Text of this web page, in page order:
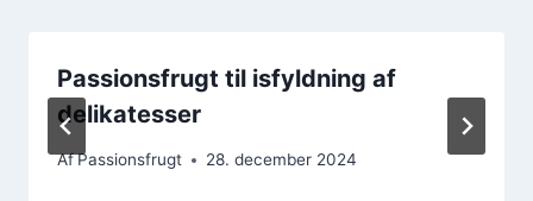
Passionsfrugt til isfyldning af
delikatesser
AfPassionsfrugt 28. december 2024